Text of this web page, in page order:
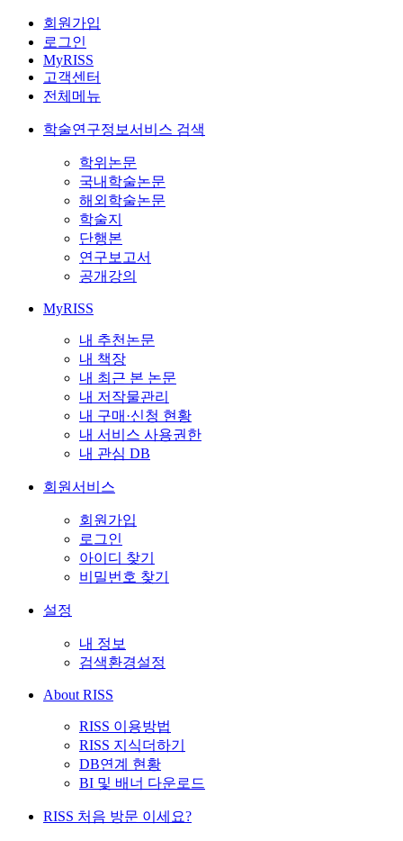
회원가입
로그인
MyRISS
고객센터
전체메뉴
학술연구정보서비스 검색
학위논문
국내학술논문
해외학술논문
학술지
단행본
연구보고서
공개강의
MyRISS
내 추천논문
내 책장
내 최근 본 논문
내 저작물관리
내 구매·신청 현황
내 서비스 사용권한
내 관심 DB
회원서비스
회원가입
로그인
아이디 찾기
비밀번호 찾기
설정
내 정보
검색환경설정
About RISS
RISS 이용방법
RISS 지식더하기
DB연계 현황
BI 및 배너 다운로드
RISS 처음 방문 이세요?